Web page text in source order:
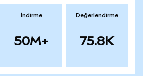
İndirme
50M+
Değerlendirme
75.8K